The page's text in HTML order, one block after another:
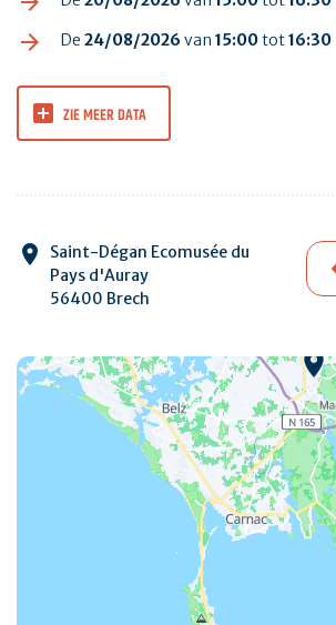
De 24/08/2026 van 15:00tot16:30
ZIE MEER DATA
Saint-Dégan Ecomusée du
Pays d'Auray
56400 Brech